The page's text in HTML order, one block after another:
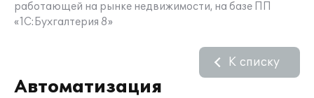
работающей на рынке недвижимости, на базе ПП
«1С:Бухгалтерия 8»
Автоматизация
К списку